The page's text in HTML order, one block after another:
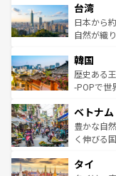
ならではの贅沢
情報はコ
れるおも
人々、お
ク、伝統
ワイを、存分に味
はコンテ
リアリー
ク）、タ
ど、見ど
いる。ア
ビング、
い。オー
参照してほ
台湾
日本から
自然が織
ン）、静
と山間の
驚きをも
容にもい
照してほ
韓国
歴史ある
-POPで世
き、地方
できる。
まで、さ
リティに
ベトナム
豊かな自
く伸びる
急速な発
タイ